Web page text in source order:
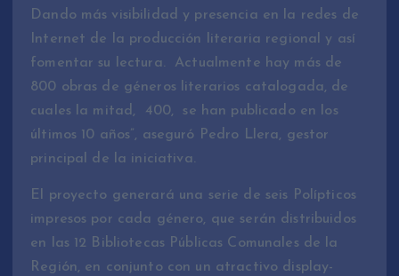
Dando más visibilidad y presencia en la redes de
Internet de la producción literaria regional y así
fomentar su lectura. Actualmente hay más de
800 obras de géneros literarios catalogada, de
cuales la mitad, 400, se han publicado en los
últimos 10 años”, aseguró Pedro Llera, gestor
principal de la iniciativa.
El proyecto generará una serie de seis Polípticos
impresos por cada género, que serán distribuidos
en las 12 Bibliotecas Públicas Comunales de la
Región, en conjunto con un atractivo display-